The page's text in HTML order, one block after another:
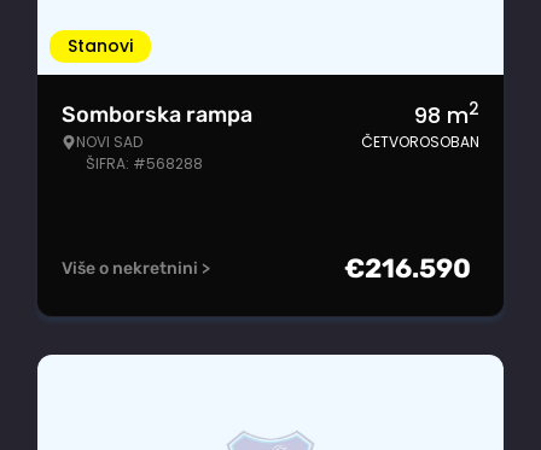
Stanovi
Somborska rampa
NOVI SAD
ŠIFRA: #568288
98 m2
ČETVOROSOBAN
Više o nekretnini > €216.590